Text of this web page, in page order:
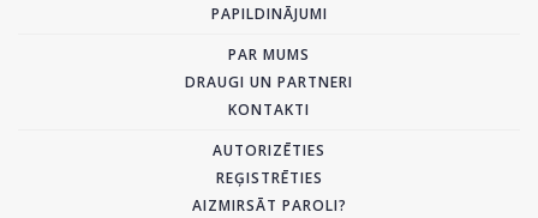
PAPILDINĀJUMI
PAR MUMS
DRAUGI UN PARTNERI
KONTAKTI
AUTORIZĒTIES
REĢISTRĒTIES
AIZMIRSĀT PAROLI?